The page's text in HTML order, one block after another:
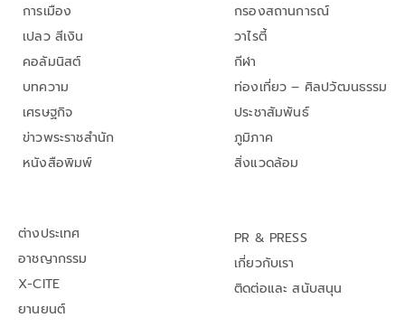
การเมือง
เปลว สีเงิน
คอลัมนิสต์
บทความ
เศรษฐกิจ
ข่าวพระราชสำนัก
หนังสือพิมพ์
กรองสถานการณ์
วาไรตี้
กีฬา
ท่องเที่ยว – ศิลปวัฒนธรรม
ประชาสัมพันธ์
ภูมิภาค
สิ่งแวดล้อม
ต่างประเทศ
อาชญากรรม
X-CITE
ยานยนต์
PR & PRESS
เกี่ยวกับเรา
ติดต่อและ สนับสนุน